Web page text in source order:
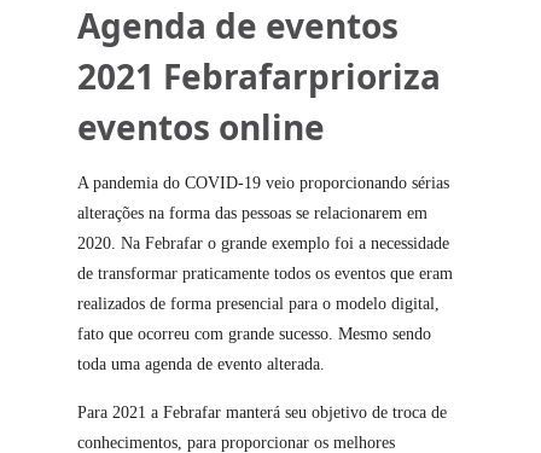
Agenda de eventos
2021 Febrafarprioriza
eventos online
A pandemia do COVID-19 veio proporcionando sérias
alterações na forma das pessoas se relacionarem em
2020. Na Febrafar o grande exemplo foi a necessidade
de transformar praticamente todos os eventos que eram
realizados de forma presencial para o modelo digital,
fato que ocorreu com grande sucesso. Mesmo sendo
toda uma agenda de evento alterada.
Para 2021 a Febrafar manterá seu objetivo de troca de
conhecimentos, para proporcionar os melhores